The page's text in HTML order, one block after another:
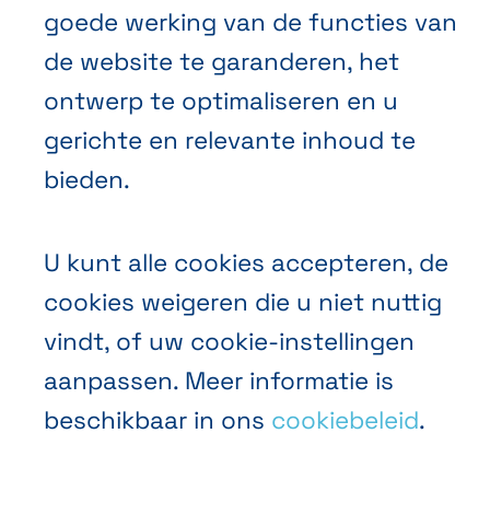
Abihome
goede werking van de functies van
de website te garanderen, het
ontwerp te optimaliseren en u
gerichte en relevante inhoud te
bieden.
U kunt alle cookies accepteren, de
cookies weigeren die u niet nuttig
vindt, of uw cookie-instellingen
aanpassen. Meer informatie is
beschikbaar in ons cookiebeleid.